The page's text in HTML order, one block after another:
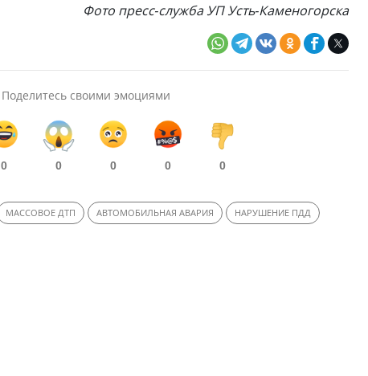
Фото пресс-служба УП Усть-Каменогорска
Поделитесь своими эмоциями
0 0 0 0 0
МАССОВОЕ ДТП АВТОМОБИЛЬНАЯ АВАРИЯ НАРУШЕНИЕ ПДД